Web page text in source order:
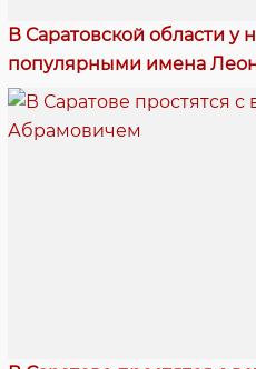
В Саратовской области у
популярными имена